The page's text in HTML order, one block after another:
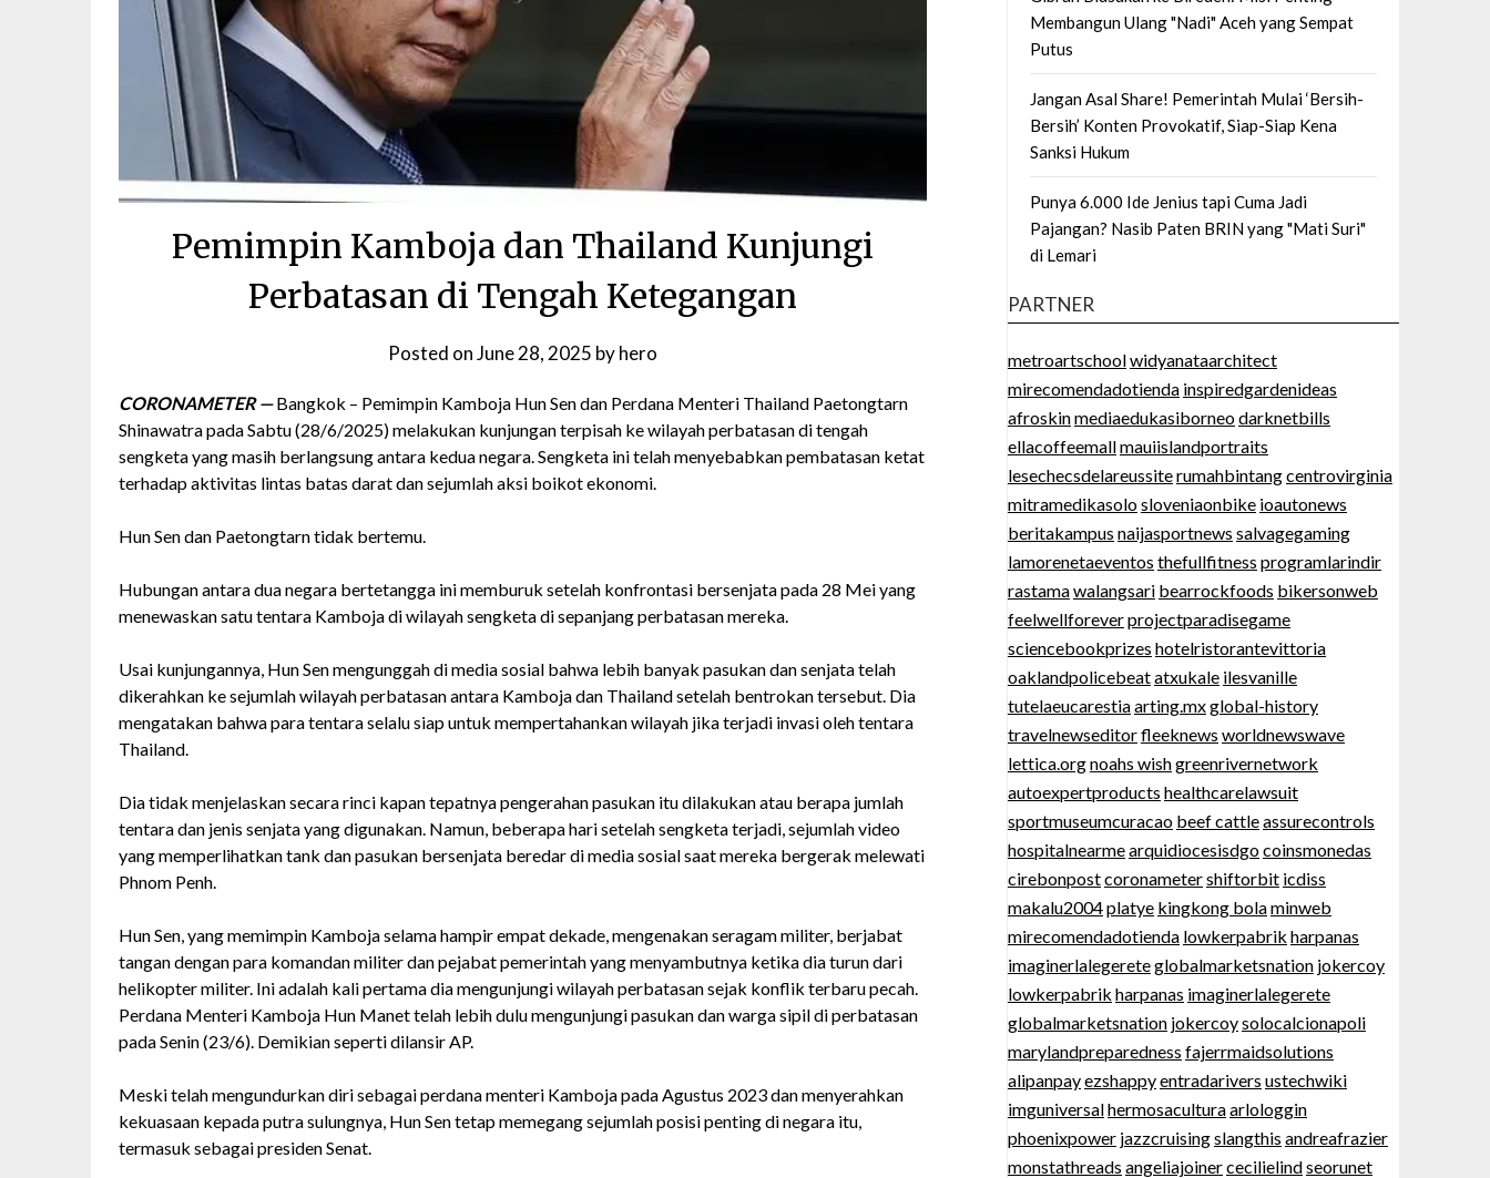
Pemimpin Kamboja dan Thailand Kunjungi
Perbatasan di Tengah Ketegangan
Posted onJune 28, 2025 byhero
CORONAMETER —Bangkok – Pemimpin Kamboja Hun Sen dan Perdana Menteri Thailand Paetongtarn
Shinawatra pada Sabtu (28/6/2025) melakukan kunjungan terpisah ke wilayah perbatasan di tengah
sengketa yang masih berlangsung antara kedua negara. Sengketa ini telah menyebabkan pembatasan ketat
terhadap aktivitas lintas batas darat dan sejumlah aksi boikot ekonomi.
Hun Sen dan Paetongtarn tidak bertemu.
Hubungan antara dua negara bertetangga ini memburuk setelah konfrontasi bersenjata pada 28 Mei yang
menewaskan satu tentara Kamboja di wilayah sengketa di sepanjang perbatasan mereka.
Usai kunjungannya, Hun Sen mengunggah di media sosial bahwa lebih banyak pasukan dan senjata telah
dikerahkan ke sejumlah wilayah perbatasan antara Kamboja dan Thailand setelah bentrokan tersebut. Dia
mengatakan bahwa para tentara selalu siap untuk mempertahankan wilayah jika terjadi invasi oleh tentara
Thailand.
Dia tidak menjelaskan secara rinci kapan tepatnya pengerahan pasukan itu dilakukan atau berapa jumlah
tentara dan jenis senjata yang digunakan. Namun, beberapa hari setelah sengketa terjadi, sejumlah video
yang memperlihatkan tank dan pasukan bersenjata beredar di media sosial saat mereka bergerak melewati
Phnom Penh.
Hun Sen, yang memimpin Kamboja selama hampir empat dekade, mengenakan seragam militer, berjabat
tangan dengan para komandan militer dan pejabat pemerintah yang menyambutnya ketika dia turun dari
helikopter militer. Ini adalah kali pertama dia mengunjungi wilayah perbatasan sejak konflik terbaru pecah.
Perdana Menteri Kamboja Hun Manet telah lebih dulu mengunjungi pasukan dan warga sipil di perbatasan
pada Senin (23/6). Demikian seperti dilansir AP.
Meski telah mengundurkan diri sebagai perdana menteri Kamboja pada Agustus 2023 dan menyerahkan
kekuasaan kepada putra sulungnya, Hun Sen tetap memegang sejumlah posisi penting di negara itu,
termasuk sebagai presiden Senat.
Membangun Ulang "Nadi" Aceh yang Sempat
Putus
Jangan Asal Share! Pemerintah Mulai ‘Bersih-
Bersih’ Konten Provokatif, Siap-Siap Kena
Sanksi Hukum
Punya 6.000 Ide Jenius tapi Cuma Jadi
Pajangan? Nasib Paten BRIN yang "Mati Suri"
di Lemari
PARTNER
metroartschoolwidyanataarchitect
mirecomendadotienda inspiredgardenideas
afroskinmediaedukasiborneodarknetbills
ellacoffeemallmauiislandportraits
lesechecsdelareussiterumahbintangcentrovirginia
mitramedikasolosloveniaonbike ioautonews
beritakampus naijasportnews salvagegaming
lamorenetaeventos thefullfitness programlarindir
rastamawalangsari bearrockfoods bikersonweb
feelwellforeverprojectparadisegame
sciencebookprizes hotelristorantevittoria
oaklandpolicebeatatxukale ilesvanille
tutelaeucarestiaarting.mxglobal-history
travelnewseditorfleeknews worldnewswave
lettica.orgnoahs wishgreenrivernetwork
autoexpertproducts healthcarelawsuit
sportmuseumcuracao beef cattleassurecontrols
hospitalnearmearquidiocesisdgocoinsmonedas
cirebonpostcoronametershiftorbit icdiss
makalu2004platye kingkong bolaminweb
mirecomendadotienda lowkerpabrik harpanas
imaginerlalegereteglobalmarketsnation jokercoy
lowkerpabrik harpanas imaginerlalegerete
globalmarketsnation jokercoysolocalcionapoli
marylandpreparedness fajerrmaidsolutions
alipanpayezshappyentradarivers ustechwiki
imguniversalhermosaculturaarlologgin
phoenixpower jazzcruisingslangthis andreafrazier
monstathreads angeliajoinercecilielindseorunet